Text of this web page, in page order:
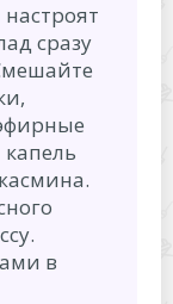
сразу
в